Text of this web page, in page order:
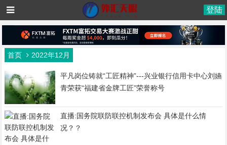
登陆
首页 2022年12月
平凡岗位铸就“工匠精神”---兴业银行信用卡中心刘嬿
青荣获“福建省金牌工匠”荣誉称号
直播:国务院联防联控机制发布会 具体是什么情
况？？